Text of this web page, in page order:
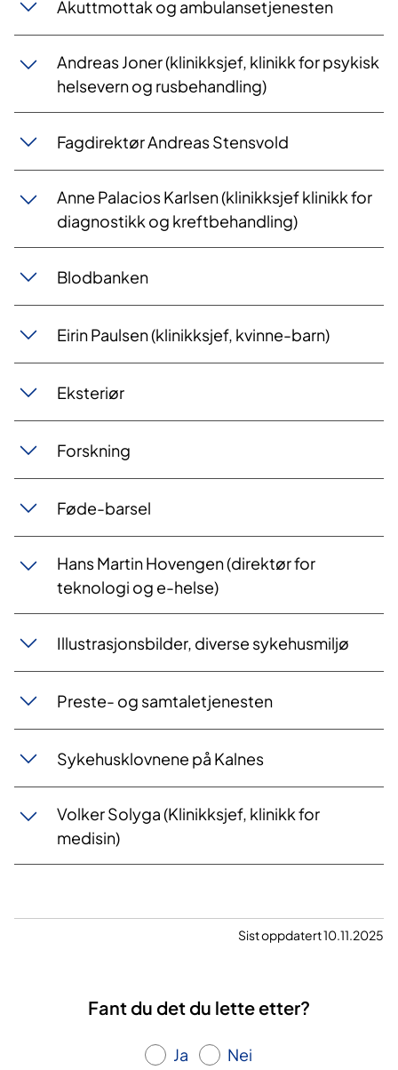
Akuttmottak og ambulansetjenesten
Andreas Joner (klinikksjef, klinikk for psykisk
helsevern og rusbehandling)
​​Fagdirektør Andreas Stensvold
Anne Palacios Karlsen (klinikksjef klinikk for
diagnostikk og kreftbehandling)
Blodbanken
Eirin Paulsen (klinikksjef, kvinne-barn)
Eksteriør
​Forskning
Føde-barsel
Hans Martin Hovengen (​direktør for
teknologi og e-helse)
Illustrasjonsbilder, diverse sykehusmiljø
Preste- og samtalet​jenesten
Sykehusklovnene på Kalnes
Volker Solyga (Klinikksjef, klinikk for
medisin)
Sist oppdatert 10.11.2025
Fant du det du lette etter?
Ja Nei